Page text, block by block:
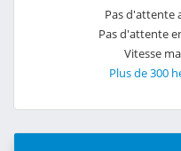
Pas d'attente
Pas d'attente
Vitesse
Plus de 300